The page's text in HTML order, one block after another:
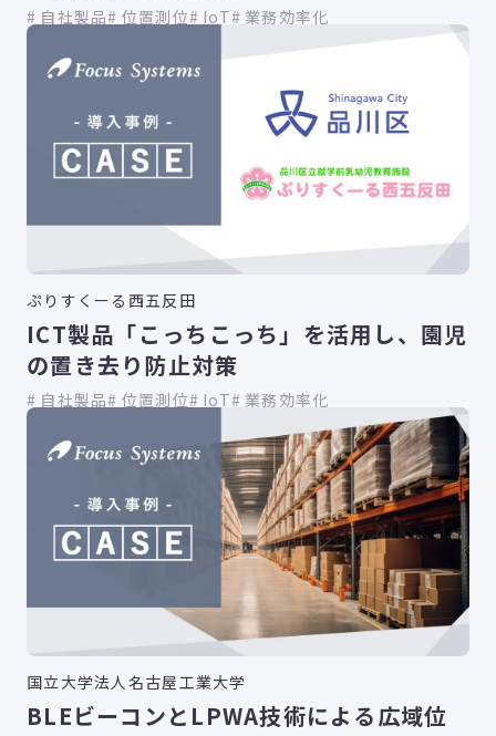
自社製品 位置測位 IoT 業務効率化
ぷりすくーる西五反田
ICT製品「こっちこっち」を活用し、園児
の置き去り防止対策
自社製品 位置測位 IoT 業務効率化
国立大学法人名古屋工業大学
BLEビーコンとLPWA技術による広域位